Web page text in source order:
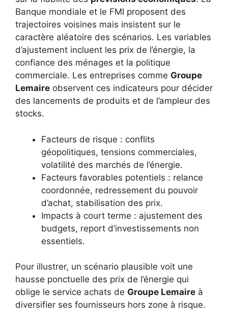
Banque mondiale et le FMI proposent des
trajectoires voisines mais insistent sur le
caractère aléatoire des scénarios. Les variables
d’ajustement incluent les prix de l’énergie, la
confiance des ménages et la politique
commerciale. Les entreprises comme Groupe
Lemaire observent ces indicateurs pour décider
des lancements de produits et de l’ampleur des
stocks.
Facteurs de risque : conflits
géopolitiques, tensions commerciales,
volatilité des marchés de l’énergie.
Facteurs favorables potentiels : relance
coordonnée, redressement du pouvoir
d’achat, stabilisation des prix.
Impacts à court terme : ajustement des
budgets, report d’investissements non
essentiels.
Pour illustrer, un scénario plausible voit une
hausse ponctuelle des prix de l’énergie qui
oblige le service achats de Groupe Lemaire à
diversifier ses fournisseurs hors zone à risque.